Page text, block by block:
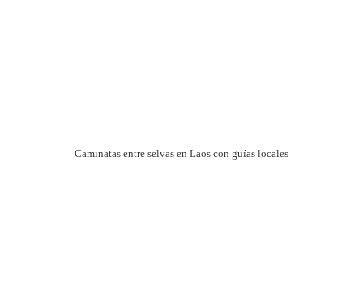
Caminatas entre selvas en Laos con guías locales